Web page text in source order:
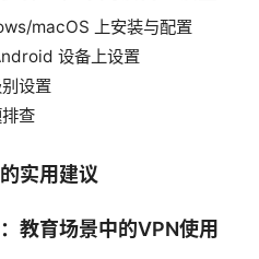
macOS 上安装与配置
设备上设置
设置
查
实用建议
教育场景中的VPN使用